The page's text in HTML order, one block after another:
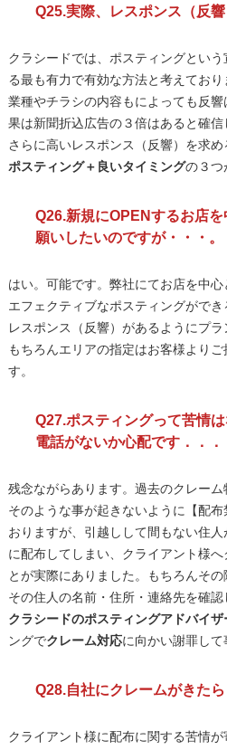
Q25.実際、レスポンス（反
クラシードでは、ポスティングとい
る最も有力で有効な方法と考えており
業種やチラシの内容もによっても反
果は新聞折込広告の３倍はあると確信
さらに高いレスポンス（反響）を求め
ポスティング＋良いタイミングの３つ
Q26.新規にOPENするお店
願いしたいのですが・・・。
はい。可能です。弊社にてお店を中
エフェクティブなポスティングがで
レスポンス（反響）があるようにプラ
もちろんエリアの指定はお客様より
す。
Q27.ポスティングって苦情
電話がないか心配です．．．
残念ながらあります。過去のクレー
そのような事が起きないように【配
おりますが、引越しして間もない住
に配布してしまい、クライアント様
とが実際にありました。もちろんその
その住人の名前・住所・連絡先を確
クラシードのポスティングアドバイザ
ングでクレーム対応に向かい謝罪して
Q28.自社にクレームがきた
クライアント様に配布に関する苦情